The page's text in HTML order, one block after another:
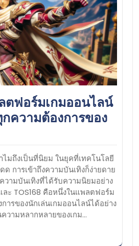
ตฟอร์มเกมออนไลน์
ความต้องการของ
ไมถึงเป็นที่นิยม ในยุคที่เทคโนโลยี
การเข้าถึงความบันเทิงก็ง่ายดาย
ามบันเทิงที่ได้รับความนิยมอย่าง
ะ TOS168 คือหนึ่งในแพลตฟอร์ม
ารของนักเล่นเกมออนไลน์ได้อย่าง
วามหลากหลายของเกม…